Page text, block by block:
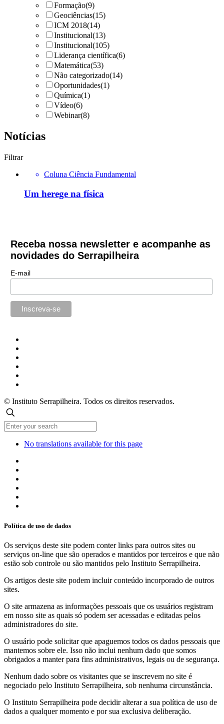
Formação(9)
Geociências(15)
ICM 2018(14)
Institucional(13)
Institucional(105)
Liderança científica(6)
Matemática(53)
Não categorizado(14)
Oportunidades(1)
Química(1)
Vídeo(6)
Webinar(8)
Notícias
Filtrar
Coluna Ciência Fundamental
Um herege na física
Receba nossa newsletter e acompanhe as
novidades do Serrapilheira
E-mail
© Instituto Serrapilheira. Todos os direitos reservados.
No translations available for this page
Política de uso de dados
Os serviços deste site podem conter links para outros sites ou
serviços on-line que são operados e mantidos por terceiros e que não
estão sob controle ou são mantidos pelo Instituto Serrapilheira.
Os artigos deste site podem incluir conteúdo incorporado de outros
sites.
O site armazena as informações pessoais que os usuários registram
em nosso site as quais só podem ser acessadas e editadas pelos
administradores do site.
O usuário pode solicitar que apaguemos todos os dados pessoais que
mantemos sobre ele. Isso não inclui nenhum dado que somos
obrigados a manter para fins administrativos, legais ou de segurança.
Nenhum dado sobre os visitantes que se inscrevem no site é
negociado pelo Instituto Serrapilheira, sob nenhuma circunstância.
O Instituto Serrapilheira pode decidir alterar a sua política de uso de
dados a qualquer momento e por sua exclusiva deliberação.